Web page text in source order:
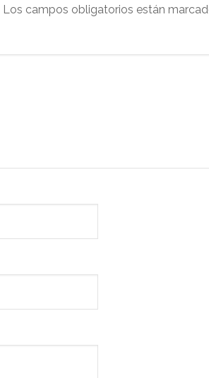
Los campos obligatorios están